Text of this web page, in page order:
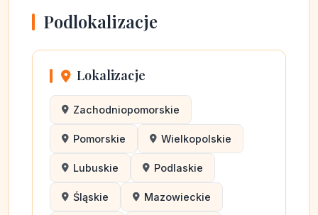
Podlokalizacje
Lokalizacje
Zachodniopomorskie
Pomorskie Wielkopolskie
Lubuskie Podlaskie
Śląskie Mazowieckie